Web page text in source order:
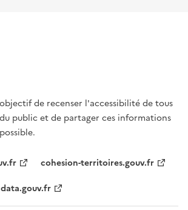
de recenser l'accessibilité de tous
public et de partager ces informations
cohesion-territoires.gouv.fr
data.gouv.fr